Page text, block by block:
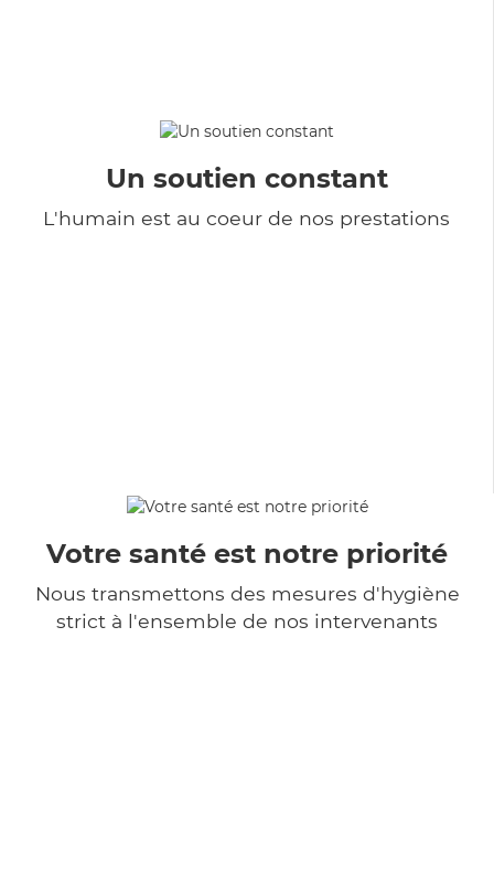
Un soutien constant
L'humain est au coeur de nos prestations
Votre santé est notre priorité
Nous transmettons des mesures d'hygiène
strict à l'ensemble de nos intervenants